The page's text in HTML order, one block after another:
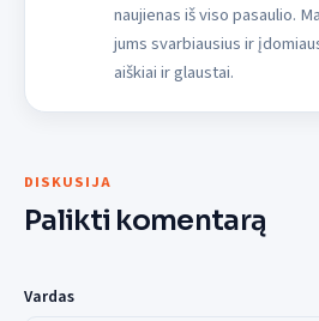
naujienas iš viso pasaulio.
jums svarbiausius ir
aiškiai ir glaustai.
DISKUSIJA
Palikti komentarą
Vardas